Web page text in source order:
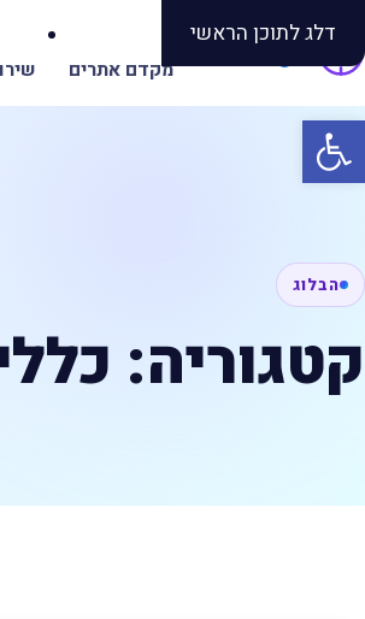
פתח סרגל נגישות
דלג לתוכן הראשי
SeoTarget מקדם אתרים
הבלוג
קטגוריה: